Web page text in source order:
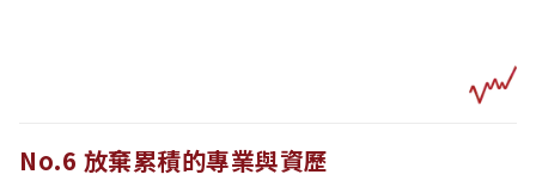
No.6 放棄累積的專業與資歷